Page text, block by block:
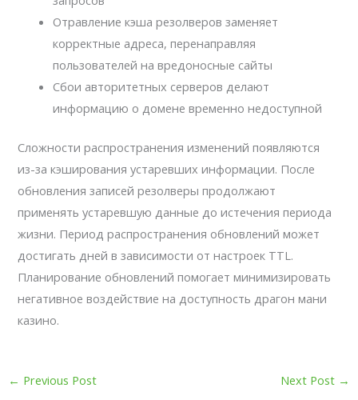
Отравление кэша резолверов заменяет
корректные адреса, перенаправляя
пользователей на вредоносные сайты
Сбои авторитетных серверов делают
информацию о домене временно недоступной
Сложности распространения изменений появляются
из-за кэширования устаревших информации. После
обновления записей резолверы продолжают
применять устаревшую данные до истечения периода
жизни. Период распространения обновлений может
достигать дней в зависимости от настроек TTL.
Планирование обновлений помогает минимизировать
негативное воздействие на доступность драгон мани
казино.
← Previous Post Next Post →